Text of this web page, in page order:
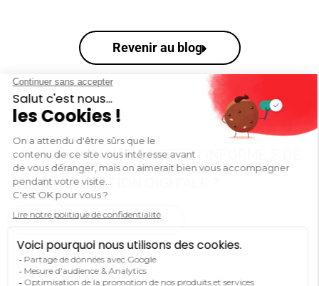
Revenir au blog
VOUS SOUHAITEZ RESTER INFORMÉ.E DE
L'ACTUALITÉ DU MARKETING ET DE LA
COMMUNICATION DIGITALE ?
S'inscrire à la newsletter